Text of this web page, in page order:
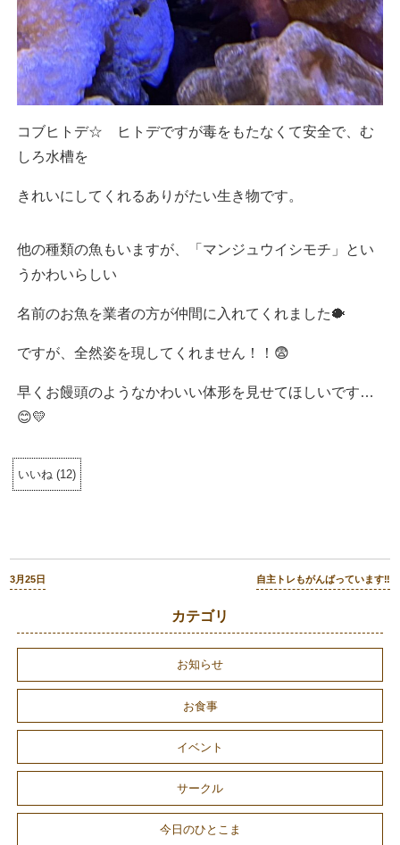
コブヒトデ☆ ヒトデですが毒をもたなくて安全で、む
しろ水槽を
きれいにしてくれるありがたい生き物です。
他の種類の魚もいますが、「マンジュウイシモチ」とい
うかわいらしい
名前のお魚を業者の方が仲間に入れてくれました🐡
ですが、全然姿を現してくれません！！😨
早くお饅頭のようなかわいい体形を見せてほしいです…
😊💛
いいね (12)
3月25日 自主トレもがんばっています‼︎
カテゴリ
お知らせ
お食事
イベント
サークル
今日のひとこま